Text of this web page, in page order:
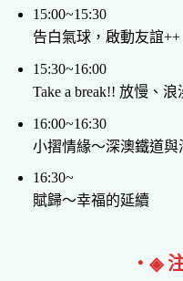
15:00~15:30
告白氣球，啟動友誼++
15:30~16:00
Take a break!! 放慢、
16:00~16:30
小摺情緣～深澳鐵道
16:30~
賦歸～幸福的延續
‧◈